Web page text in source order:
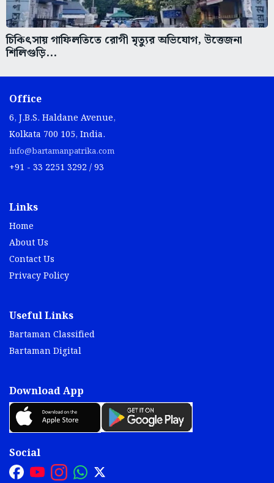
চিকিৎসায় গাফিলতিতে রোগী মৃত্যুর অভিযোগ, উত্তেজনা
শিলিগুড়ি...
Office
6, J.B.S. Haldane Avenue,
Kolkata 700 105, India.
info@bartamanpatrika.com
+91 - 33 2251 3292 / 93
Links
Home
About Us
Contact Us
Privacy Policy
Useful Links
Bartaman Classified
Bartaman Digital
Download App
Social